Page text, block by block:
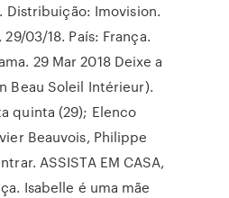
Distribuição: Imovision.
03/18. País: França.
29 Mar 2018 Deixe a
Beau Soleil Intérieur).
quinta (29); Elenco
Beauvois, Philippe
ASSISTA EM CASA,
Isabelle é uma mãe